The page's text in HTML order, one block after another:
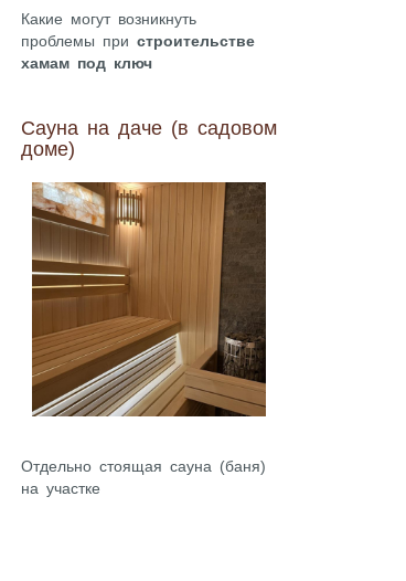
Какие могут возникнуть
проблемы при строительстве
хамам под ключ
Сауна на даче (в садовом
доме)
Отдельно стоящая сауна (баня)
на участке